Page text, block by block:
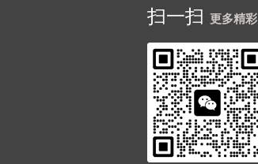
扫一扫 更多精彩